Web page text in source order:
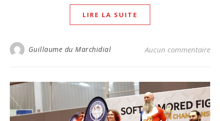
LIRE LA SUITE
Guillaume du Marchidial Aucun commentaire